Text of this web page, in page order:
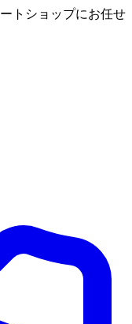
トショップにお任せ